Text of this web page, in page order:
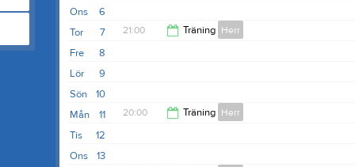
6
Ons
7
Tor 21:00 Träning Herr
8
Fre
9
Lör
10
Sön
11
Mån 20:00 Träning Herr
12
Tis
13
Ons